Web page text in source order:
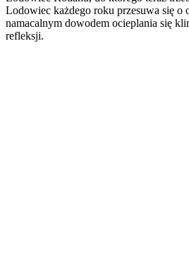
Lodowiec każdego roku przesuwa się o
namacalnym dowodem ocieplania się
refleksji.